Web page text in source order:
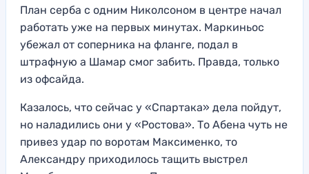
План серба с одним Николсоном в центре начал
работать уже на первых минутах. Маркиньос
убежал от соперника на фланге, подал в
штрафную а Шамар смог забить. Правда, только
из офсайда.
Казалось, что сейчас у «Спартака» дела пойдут,
но наладились они у «Ростова». То Абена чуть не
привез удар по воротам Максименко, то
Александру приходилось тащить выстрел